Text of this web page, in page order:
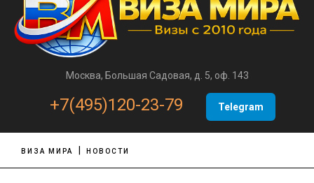
Москва, Большая Садовая, д. 5, оф. 143
+7(495)120-23-79 Telegram
ВИЗА МИРА НОВОСТИ